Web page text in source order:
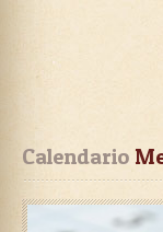
Calendario